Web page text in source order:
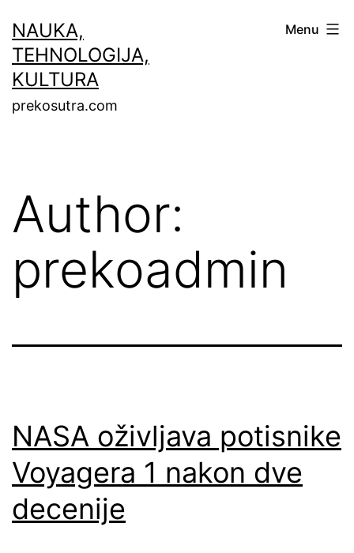
to
content
NAUKA,
TEHNOLOGIJA,
KULTURA
prekosutra.com
Menu
Author:
prekoadmin
NASA oživljava potisnike
Voyagera 1 nakon dve
decenije